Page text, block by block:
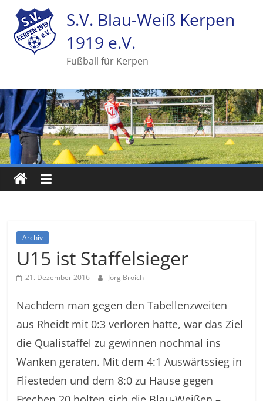
S.V. Blau-Weiß Kerpen
1919 e.V.
Fußball für Kerpen
Archiv
U15 ist Staffelsieger
21. Dezember 2016 Jörg Broich
Nachdem man gegen den Tabellenzweiten
aus Rheidt mit 0:3 verloren hatte, war das Ziel
die Qualistaffel zu gewinnen nochmal ins
Wanken geraten. Mit dem 4:1 Auswärtssieg in
Fliesteden und dem 8:0 zu Hause gegen